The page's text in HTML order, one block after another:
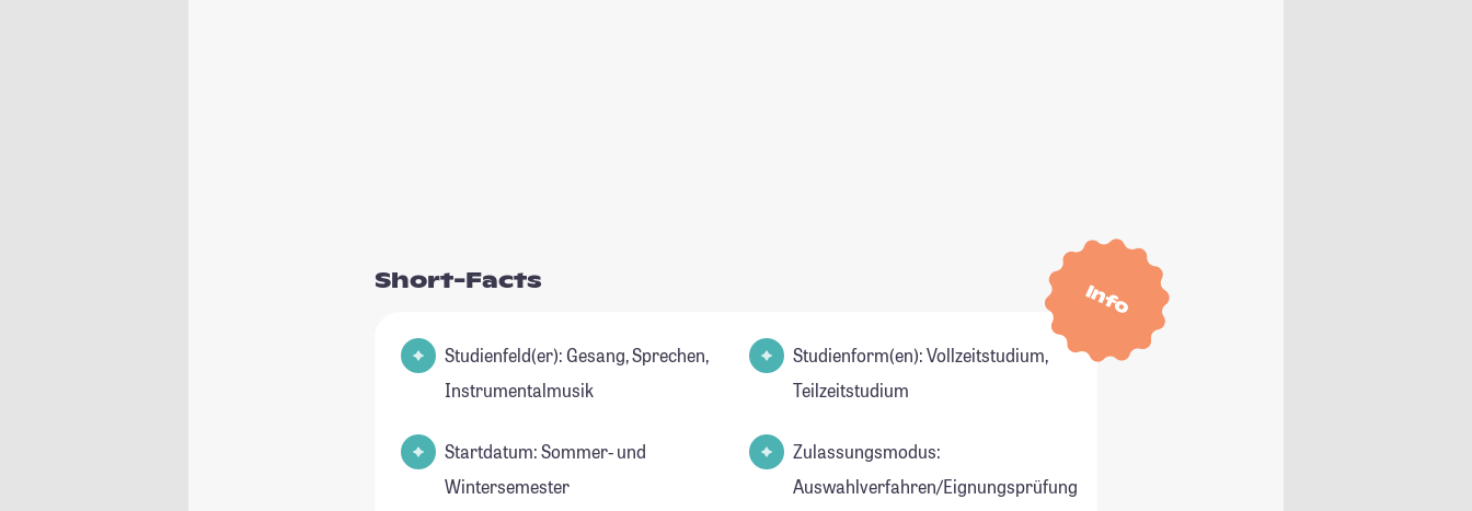
Info
Short-Facts
Studienfeld(er): Gesang, Sprechen,
Instrumentalmusik
Startdatum: Sommer- und
Wintersemester
Studienform(en): Vollzeitstudium,
Teilzeitstudium
Zulassungsmodus:
Auswahlverfahren/Eignungsprüfung